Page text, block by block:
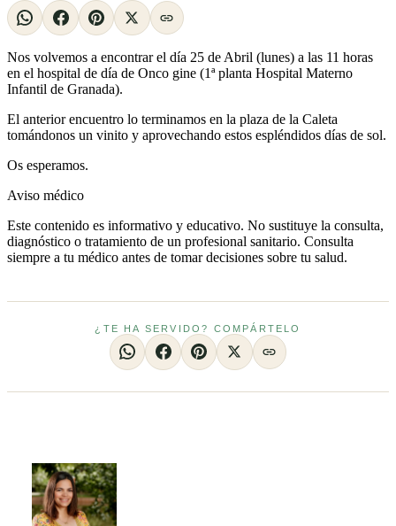
Nos volvemos a encontrar el día 25 de Abril (lunes) a las 11 horas
en el hospital de día de Onco gine (1ª planta Hospital Materno
Infantil de Granada).
El anterior encuentro lo terminamos en la plaza de la Caleta
tomándonos un vinito y aprovechando estos espléndidos días de sol.
Os esperamos.
Aviso médico
Este contenido es informativo y educativo. No sustituye la consulta,
diagnóstico o tratamiento de un profesional sanitario. Consulta
siempre a tu médico antes de tomar decisiones sobre tu salud.
¿TE HA SERVIDO? COMPÁRTELO